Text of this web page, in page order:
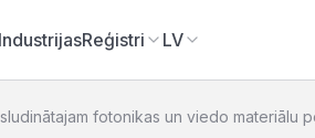
IndustrijasReģistri LV
fotonikas un viedo materiālu